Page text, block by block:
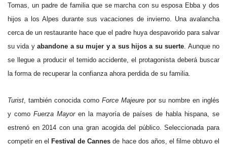
Tomas, un padre de familia que se marcha con su esposa Ebba y dos
hijos a los Alpes durante sus vacaciones de invierno. Una avalancha
cerca de un restaurante hace que el padre huya despavorido para salvar
su vida yabandone a su mujer y a sus hijos a su suerte. Aunque no
se llegue a producir el temido accidente, el protagonista deberá buscar
la forma de recuperar la confianza ahora perdida de su familia.
Turist, también conocida como Force Majeure por su nombre en inglés
y como Fuerza Mayoren la mayoría de países de habla hispana, se
estrenó en 2014 con una gran acogida del público. Seleccionada para
competir en el Festival de Cannes de hace dos años, el filme obtuvo el